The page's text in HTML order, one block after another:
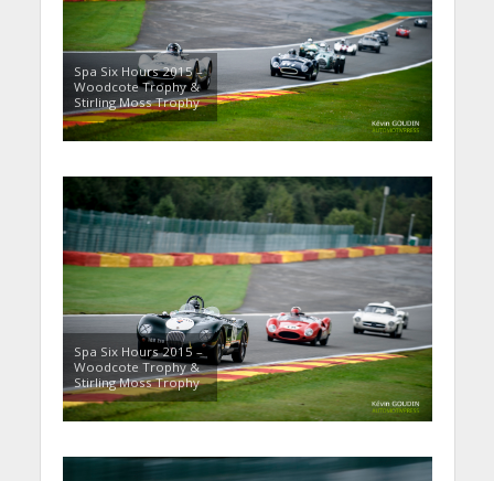
Spa Six Hours 2015 –
Woodcote Trophy &
Stirling Moss Trophy
Spa Six Hours 2015 –
Woodcote Trophy &
Stirling Moss Trophy